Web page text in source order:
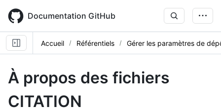
main
content
Documentation GitHub
Accueil Référentiels Gérer les paramètres de
À propos des fichiers
CITATION